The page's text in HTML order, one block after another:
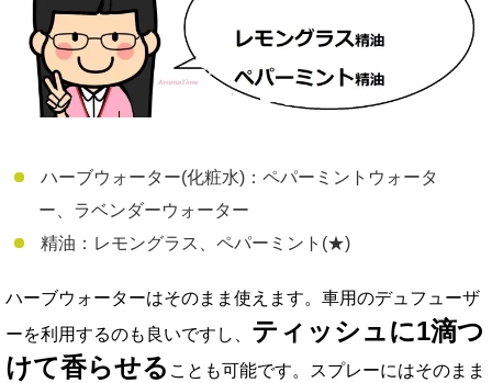
ハーブウォーター(化粧水)：ペパーミントウォータ
ー、ラベンダーウォーター
精油：レモングラス、ペパーミント(★)
ハーブウォーターはそのまま使えます。車用のデュフューザ
ーを利用するのも良いですし、 ティッシュに1滴つ
けて香らせる ことも可能です。スプレーにはそのまま